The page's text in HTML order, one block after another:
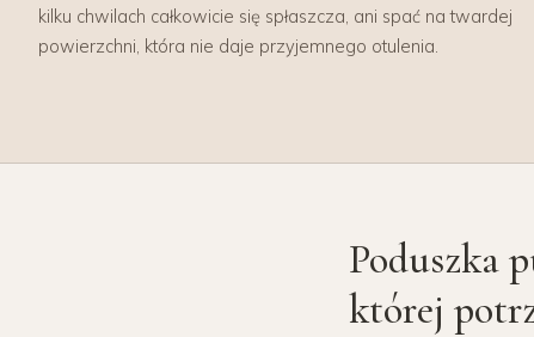
kilku chwilach całkowicie się spłaszcza, ani spać na twardej
powierzchni, która nie daje przyjemnego otulenia.
Poduszka
której